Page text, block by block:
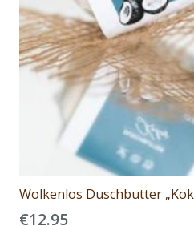
Wolkenlos Duschbutter
€12.95